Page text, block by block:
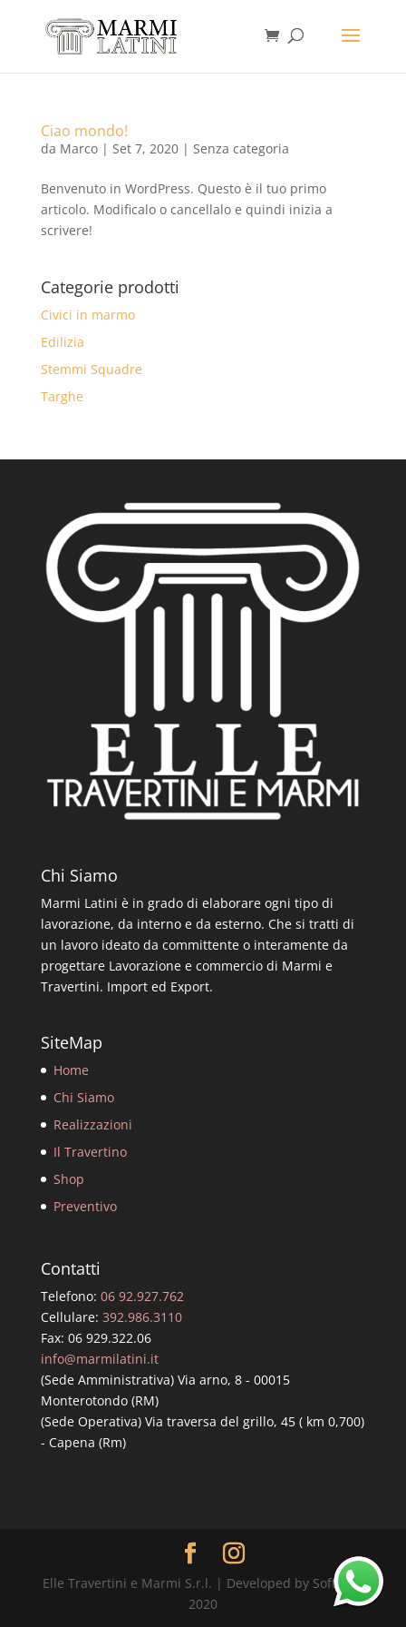
Ciao mondo!
da Marco| Set 7, 2020| Senza categoria
Benvenuto in WordPress. Questo è il tuo primo
articolo. Modificalo o cancellalo e quindi inizia a
scrivere!
Categorie prodotti
Civici in marmo
Edilizia
Stemmi Squadre
Targhe
Chi Siamo
Marmi Latini è in grado di elaborare ogni tipo di
lavorazione, da interno e da esterno. Che si tratti di
un lavoro ideato da committente o interamente da
progettare Lavorazione e commercio di Marmi e
Travertini. Import ed Export.
SiteMap
Home
Chi Siamo
Realizzazioni
Il Travertino
Shop
Preventivo
Contatti
Telefono: 06 92.927.762
Cellulare: 392.986.3110
Fax: 06 929.322.06
info@marmilatini.it
(Sede Amministrativa) Via arno, 8 - 00015
Monterotondo (RM)
(Sede Operativa) Via traversa del grillo, 45 ( km 0,700)
- Capena (Rm)
Elle Travertini e Marmi S.r.l. | Developed by SoftPC |
2020